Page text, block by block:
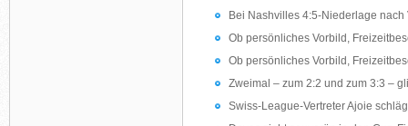
Bei Nashvilles 4:5-Niederlage
Ob persönliches Vorbild,
Ob persönliches Vorbild,
Zweimal – zum 2:2 und zum 3:3 –
Swiss-League-Vertreter Ajoie